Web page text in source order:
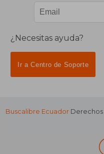
¿Necesitas ayuda?
Ir a Centro de Soporte
Buscalibre Ecuador Derechos